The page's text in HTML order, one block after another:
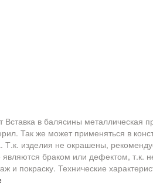
в балясины металлическая
Так же может применяться в
Т.к. изделия не окрашены,
браком или дефектом, т.к.
и покраску. Технические